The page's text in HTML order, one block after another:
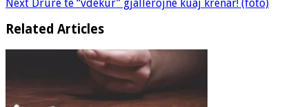
Next Drure te “vdekur” gjallerojne kuaj krenar! (foto)
Related Articles